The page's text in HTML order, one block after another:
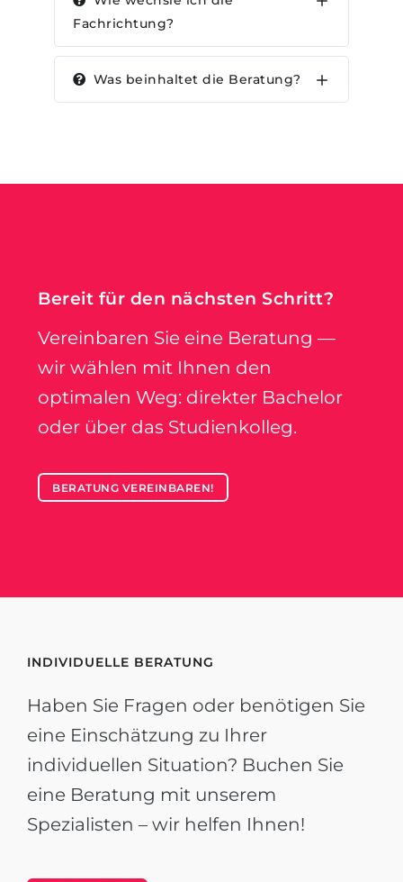
Fachrichtung?
Was beinhaltet die Beratung?
Bereit für den nächsten Schritt?
Vereinbaren Sie eine Beratung —
wir wählen mit Ihnen den
optimalen Weg: direkter Bachelor
oder über das Studienkolleg.
BERATUNG VEREINBAREN!
INDIVIDUELLE BERATUNG
Haben Sie Fragen oder benötigen Sie
eine Einschätzung zu Ihrer
individuellen Situation? Buchen Sie
eine Beratung mit unserem
Spezialisten – wir helfen Ihnen!